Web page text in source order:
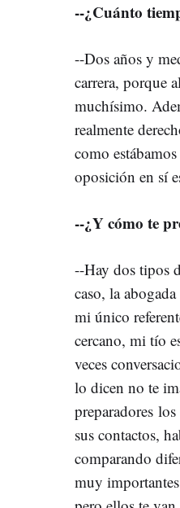
--¿Cuánto
--Dos años y
carrera, porque
muchísimo.
realmente
como
oposición en sí
--¿Y cómo te
--Hay dos tipos
caso, la
mi único
cercano, mi tío
veces
lo dicen no te
preparadores
sus contactos,
comparando
muy